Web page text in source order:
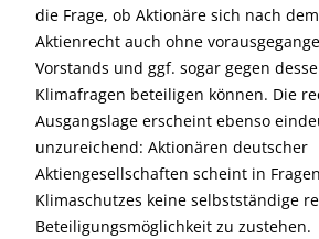
die Frage, ob Aktionäre sich nach
Aktienrecht auch ohne
Vorstands und ggf. sogar gegen
Klimafragen beteiligen können. Die
Ausgangslage erscheint ebenso
unzureichend: Aktionären deutscher
Aktiengesellschaften scheint in
Klimaschutzes keine selbstständige
Beteiligungsmöglichkeit zu zustehen.